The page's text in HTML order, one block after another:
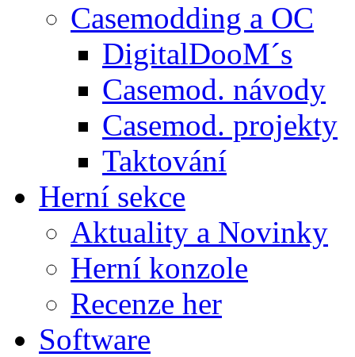
Casemodding a OC
DigitalDooM´s
Casemod. návody
Casemod. projekty
Taktování
Herní sekce
Aktuality a Novinky
Herní konzole
Recenze her
Software